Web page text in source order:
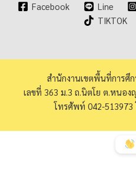
Facebook Line
TIKTOK
สำนักงานเขตพื้นที่การศึ
เลขที่ 363 ม.3 ถ.นิตโย ต.หนอ
โทรศัพท์ 042-513973